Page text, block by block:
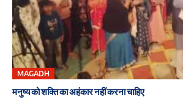
MAGADH
मनुष्य को शक्ति का अहंकार नहीं करना चाहिए